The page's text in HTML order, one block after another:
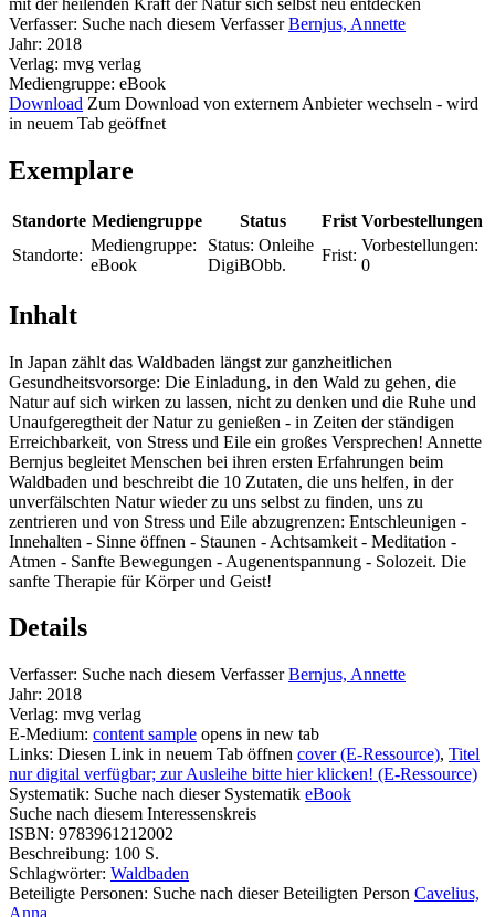
Verfasser: Suche nach diesem Verfasser Bernjus, Annette
Jahr: 2018
Verlag: mvg verlag
Mediengruppe: eBook
Download Zum Download von externem Anbieter wechseln - wird
in neuem Tab geöffnet
Exemplare
Standorte Mediengruppe Status Frist Vorbestellungen
Standorte:
Mediengruppe:
eBook
Status: Onleihe
DigiBObb.
Frist:
Vorbestellungen:
0
Inhalt
In Japan zählt das Waldbaden längst zur ganzheitlichen
Gesundheitsvorsorge: Die Einladung, in den Wald zu gehen, die
Natur auf sich wirken zu lassen, nicht zu denken und die Ruhe und
Unaufgeregtheit der Natur zu genießen - in Zeiten der ständigen
Erreichbarkeit, von Stress und Eile ein großes Versprechen! Annette
Bernjus begleitet Menschen bei ihren ersten Erfahrungen beim
Waldbaden und beschreibt die 10 Zutaten, die uns helfen, in der
unverfälschten Natur wieder zu uns selbst zu finden, uns zu
zentrieren und von Stress und Eile abzugrenzen: Entschleunigen -
Innehalten - Sinne öffnen - Staunen - Achtsamkeit - Meditation -
Atmen - Sanfte Bewegungen - Augenentspannung - Solozeit. Die
sanfte Therapie für Körper und Geist!
Details
Verfasser: Suche nach diesem Verfasser Bernjus, Annette
Jahr: 2018
Verlag: mvg verlag
E-Medium: content sample opens in new tab
Links: Diesen Link in neuem Tab öffnen cover (E-Ressource), Titel
nur digital verfügbar; zur Ausleihe bitte hier klicken! (E-Ressource)
Systematik: Suche nach dieser Systematik eBook
Suche nach diesem Interessenskreis
ISBN: 9783961212002
Beschreibung: 100 S.
Schlagwörter: Waldbaden
Beteiligte Personen: Suche nach dieser Beteiligten Person Cavelius,